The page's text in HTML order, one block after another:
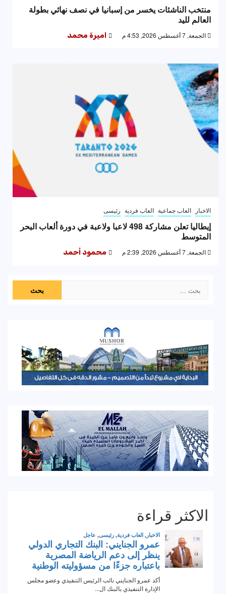
منتخب الناشئات يخسر من إسبانيا في نصف نهائي بطولة
العالم لليد
الجمعة, 7 أغسطس 2026, 4:53 م اميرة محمد
الاخبار العاب جماعية العاب فردية رئيسى
إيطاليا تعلن مشاركة 498 لاعبا ولاعبة في دورة ألعاب البحر
المتوسط
الجمعة, 7 أغسطس 2026, 2:39 م محمود أحمد
عن:
الاكثر قراءة